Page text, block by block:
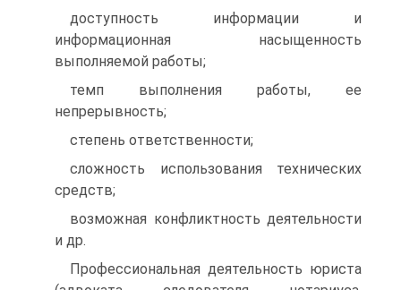
доступность информации и
информационная насыщенность
выполняемой работы;
темп выполнения работы, ее
непрерывность;
степень ответственности;
сложность использования технических
средств;
возможная конфликтность деятельности
и др.
Профессиональная деятельность юриста